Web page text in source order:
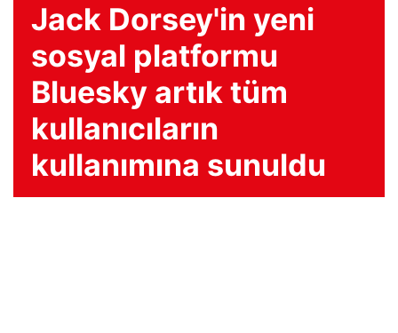
Jack Dorsey'in yeni
sosyal platformu
Bluesky artık tüm
kullanıcıların
kullanımına sunuldu